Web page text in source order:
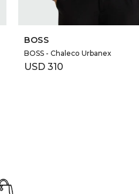
BOSS
BOSS - Chaleco Urbanex
USD 310